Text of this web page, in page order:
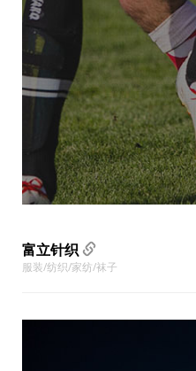
富立针织
服装/纺织/家纺/袜子